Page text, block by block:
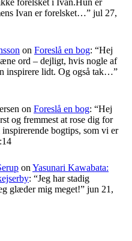
Ivan er forelsket…” jul 27,
on Foreslå en bog: “Hej
ord – dejligt, hvis nogle af
inspirere lidt. Og også tak…”
on Foreslå en bog: “Hej
og fremmest at rose dig for
bogtips, som vi er
on Yasunari Kawabata:
: “Jeg har stadig
glæder mig meget!” jun 21,